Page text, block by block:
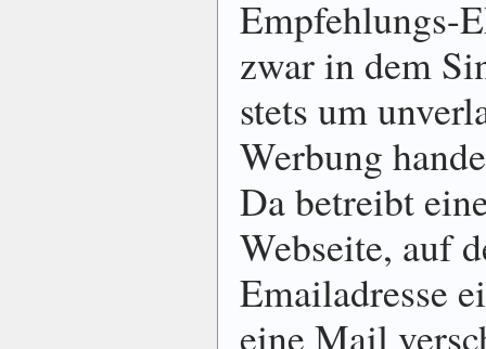
Empfehlungs-
zwar in dem
stets um
Werbung
Da betreibt
Webseite, auf
Emailadresse
eine Mail